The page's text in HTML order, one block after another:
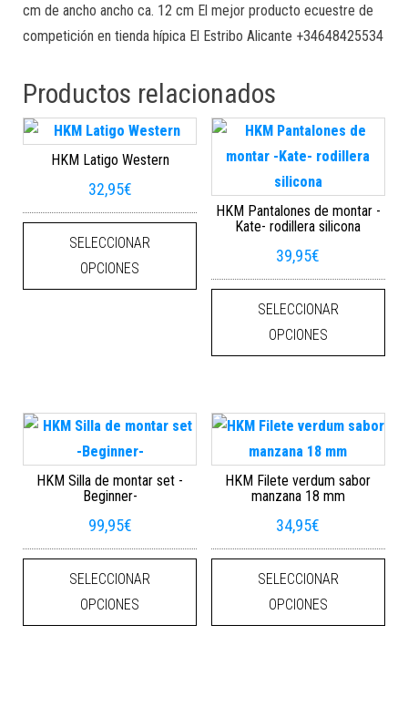
cm de ancho ancho ca. 12 cm El mejor producto ecuestre de
competición en tienda hípica El Estribo Alicante +34648425534
Productos relacionados
HKM Latigo Western
32,95€
SELECCIONAR
OPCIONES
Este producto tiene múltiples
HKM Pantalones de montar -
Kate- rodillera silicona
39,95€
SELECCIONAR
OPCIONES
HKM Silla de montar set -
Beginner-
99,95€
SELECCIONAR
OPCIONES
Este producto tiene múltiples
HKM Filete verdum sabor
manzana 18 mm
34,95€
SELECCIONAR
OPCIONES